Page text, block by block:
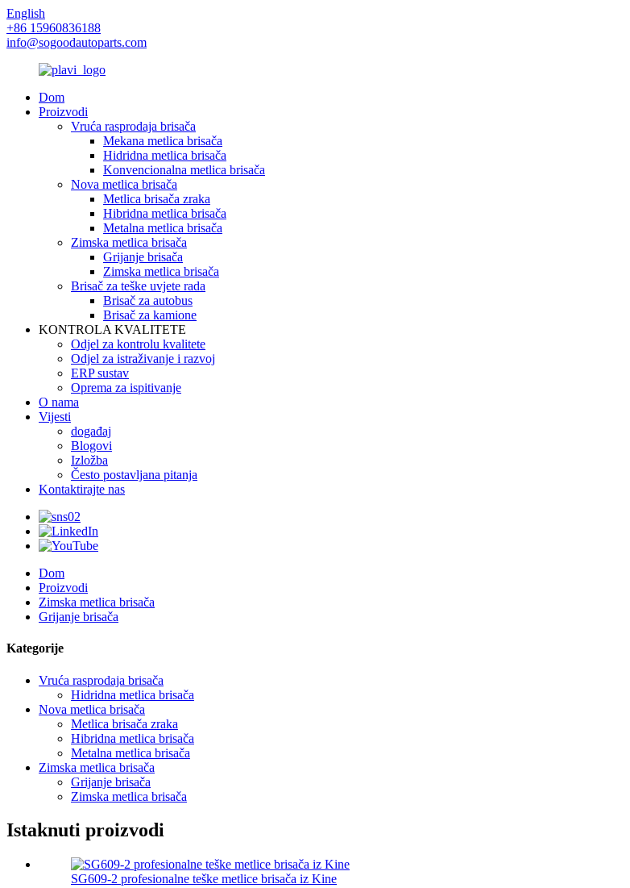
English
+86 15960836188
info@sogoodautoparts.com
Dom
Proizvodi
Vruća rasprodaja brisača
Mekana metlica brisača
Hidridna metlica brisača
Konvencionalna metlica brisača
Nova metlica brisača
Metlica brisača zraka
Hibridna metlica brisača
Metalna metlica brisača
Zimska metlica brisača
Grijanje brisača
Zimska metlica brisača
Brisač za teške uvjete rada
Brisač za autobus
Brisač za kamione
KONTROLA KVALITETE
Odjel za kontrolu kvalitete
Odjel za istraživanje i razvoj
ERP sustav
Oprema za ispitivanje
O nama
Vijesti
događaj
Blogovi
Izložba
Često postavljana pitanja
Kontaktirajte nas
Dom
Proizvodi
Zimska metlica brisača
Grijanje brisača
Kategorije
Vruća rasprodaja brisača
Hidridna metlica brisača
Nova metlica brisača
Metlica brisača zraka
Hibridna metlica brisača
Metalna metlica brisača
Zimska metlica brisača
Grijanje brisača
Zimska metlica brisača
Istaknuti proizvodi
SG609-2 profesionalne teške metlice brisača iz Kine